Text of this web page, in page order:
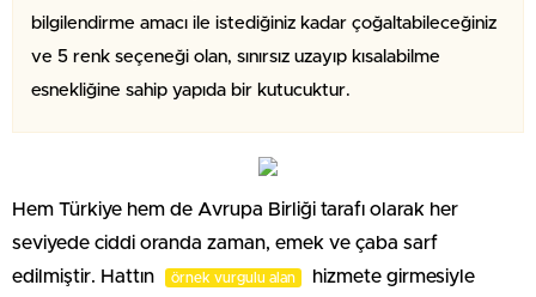
bilgilendirme amacı ile istediğiniz kadar çoğaltabileceğiniz
ve 5 renk seçeneği olan, sınırsız uzayıp kısalabilme
esnekliğine sahip yapıda bir kutucuktur.
Hem Türkiye hem de Avrupa Birliği tarafı olarak her
seviyede ciddi oranda zaman, emek ve çaba sarf
edilmiştir. Hattın
örnek vurgulu alan
hizmete girmesiyle